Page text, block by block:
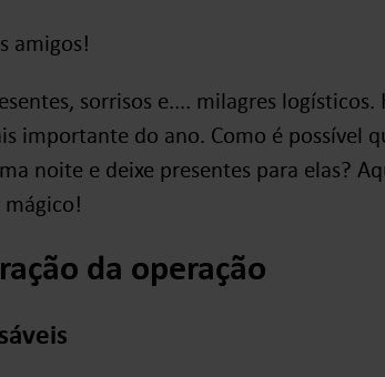
amigos!
sorrisos e.... milagres logísticos.
importante do ano. Como é possível
noite e deixe presentes para elas?
da operação